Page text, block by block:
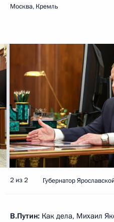
Москва, Кремль
2 из 2 Губернатор
В.Путин: Как дела, Михаил